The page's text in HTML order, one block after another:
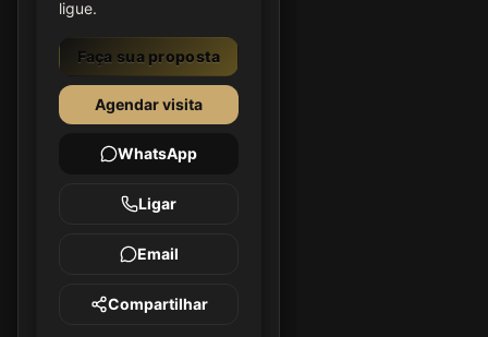
ligue.
Faça sua proposta
Agendar visita
WhatsApp
Ligar
Email
Compartilhar